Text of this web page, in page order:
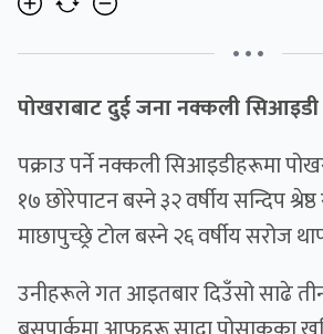
• • •
पोखराबाट दुई जना नक्कली सिआइडी
पक्राउ पर्ने नक्कली सिआइडीहरूमा
१७ छोरेपाटन बस्ने ३२ वर्षीय सन्दिप
माछापुच्छ्रे टोल बस्ने २६ वर्षीय सरोज
उनीहरूले गत आइतबार दिउँसो साढे